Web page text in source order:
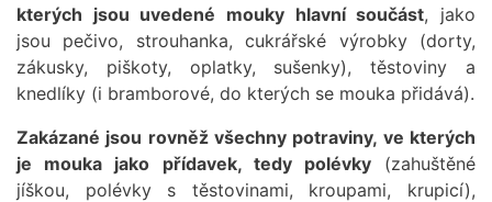
kterých jsou uvedené mouky hlavní součást, jako
jsou pečivo, strouhanka, cukrářské výrobky (dorty,
zákusky, piškoty, oplatky, sušenky), těstoviny a
knedlíky (i bramborové, do kterých se mouka přidává).
Zakázané jsou rovněž všechny potraviny, ve kterých
je mouka jako přídavek, tedy polévky(zahuštěné
jíškou, polévky s těstovinami, kroupami, krupicí),